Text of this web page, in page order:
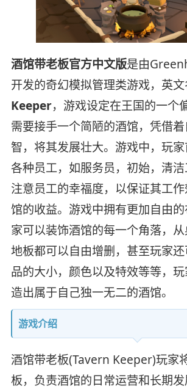
酒馆带老板官方中文版是由
开发的奇幻模拟管理类游戏，英文
Keeper，游戏设定在王国的一个
需要接手一个简陋的酒馆，凭借
智，将其发展壮大。游戏中，玩
各种员工，如服务员，初始，清
注意员工的幸福度，以保证其工
馆的收益。游戏中拥有更加自由
家可以装饰酒馆的每一个角落，从
地板都可以自由增删，甚至玩家
品的大小，颜色以及特效等等，
造出属于自己独一无二的酒馆。
游戏介绍
酒馆带老板(Tavern Keeper)玩家
板，负责酒馆的日常运营和长期